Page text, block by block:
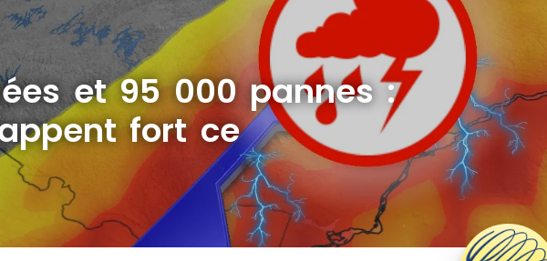
et 95 000 pannes :
fort ce